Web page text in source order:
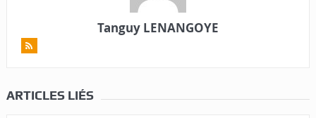
Tanguy LENANGOYE
ARTICLES LIÉS